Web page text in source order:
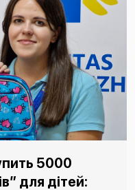
5000
для дітей: